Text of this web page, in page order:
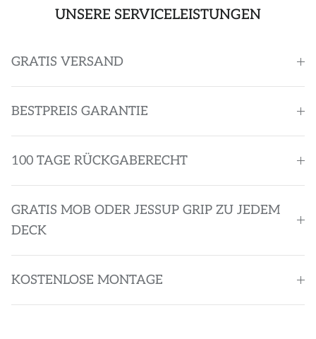
UNSERE SERVICELEISTUNGEN
GRATIS VERSAND
BESTPREIS GARANTIE
100 TAGE RÜCKGABERECHT
GRATIS MOB ODER JESSUP GRIP ZU JEDEM
DECK
KOSTENLOSE MONTAGE